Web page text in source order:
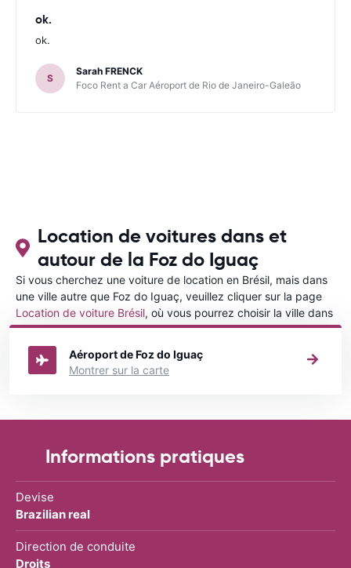
ok.
ok.
S
Sarah FRENCK
Foco Rent a Car Aéroport de Rio de Janeiro-Galeão
Location de voitures dans et
autour de la Foz do Iguaç
Si vous cherchez une voiture de location en Brésil, mais dans
une ville autre que Foz do Iguaç, veuillez cliquer sur la page
Location de voiture Brésil, où vous pourrez choisir la ville dans
le Brésil où vous souhaitez louer une voiture.
Aéroport de Foz do Iguaç
Montrer sur la carte
Informations pratiques
Devise
Brazilian real
Direction de conduite
Droits